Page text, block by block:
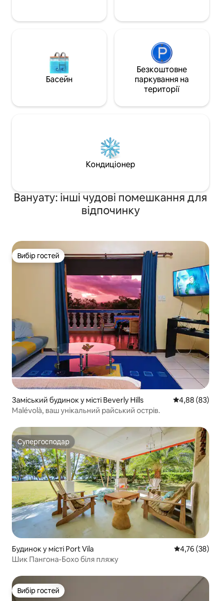
знаходиться всього за кілька метрів від
снорклінгом
Басейн
Безкоштовне
паркування на
території
Кондиціонер
Вануату: інші чудові помешкання для
відпочинку
Вибір гостей
Вибір гостей
Заміський будинок у місті Beverly Hills Середня
4,88 (83)
Malévolà, ваш унікальний райський острів.
Супергосподар
Супергосподар
Будинок у місті Port Vila Середня
4,76 (38)
Шик Пангона-Бохо біля пляжу
Вибір гостей
Вибір гостей